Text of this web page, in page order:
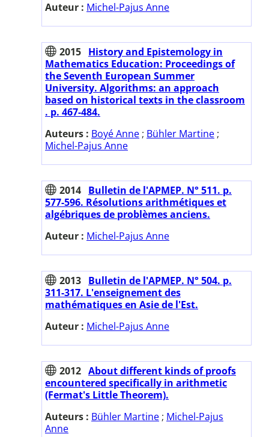
Auteur : Michel-Pajus Anne
2015 History and Epistemology in
Mathematics Education: Proceedings of
the Seventh European Summer
University. Algorithms: an approach
based on historical texts in the classroom
. p. 467-484.
Auteurs : Boyé Anne ; Bühler Martine ;
Michel-Pajus Anne
2014 Bulletin de l'APMEP. N° 511. p.
577-596. Résolutions arithmétiques et
algébriques de problèmes anciens.
Auteur : Michel-Pajus Anne
2013 Bulletin de l'APMEP. N° 504. p.
311-317. L'enseignement des
mathématiques en Asie de l'Est.
Auteur : Michel-Pajus Anne
2012 About different kinds of proofs
encountered specifically in arithmetic
(Fermat's Little Theorem).
Auteurs : Bühler Martine ; Michel-Pajus
Anne